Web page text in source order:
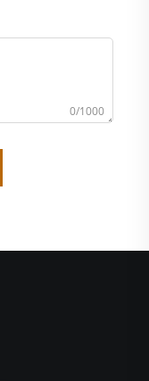
0/1000